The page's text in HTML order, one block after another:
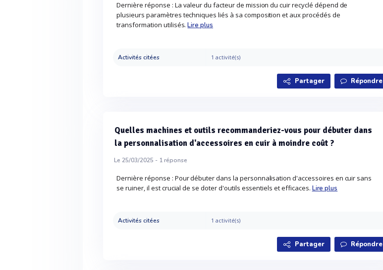
Dernière réponse : La valeur du facteur de mission du cuir recyclé dépend de
plusieurs paramètres techniques liés à sa composition et aux procédés de
transformation utilisés.Lire plus
Activités citées 1 activité(s)
Partager Répondre
Quelles machines et outils recommanderiez-vous pour débuter dans
la personnalisation d'accessoires en cuir à moindre coût ?
Le 25/03/2025 - 1réponse
Dernière réponse : Pour débuter dans la personnalisation d'accessoires en cuir sans
se ruiner, il est crucial de se doter d'outils essentiels et efficaces. Lire plus
Activités citées 1 activité(s)
Partager Répondre